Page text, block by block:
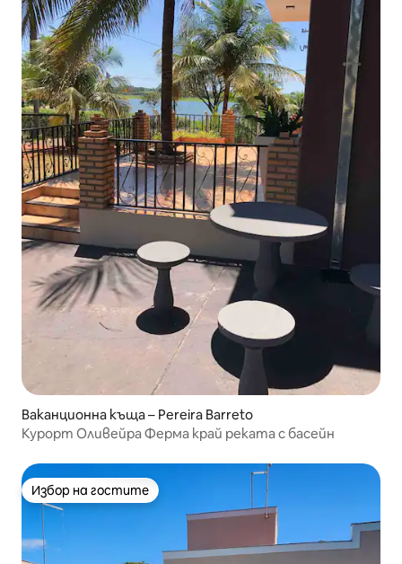
Ваканционна къща – Pereira Barreto
Курорт Оливейра Ферма край реката с басейн
Избор на гостите
Избор на гостите